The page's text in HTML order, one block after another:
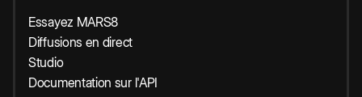
Essayez MARS8
Diffusions en direct
Studio
Documentation sur l'API